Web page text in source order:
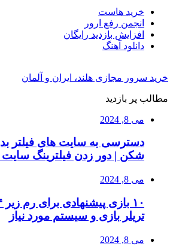
خرید هاست
انجمن رفع ارور
افزایش بازدید رایگان
دانلود آهنگ
خرید سرور مجازی هلند، ایران و آلمان
مطالب پر بازدید
می 8, 2024
دسترسی به سایت های فیلتر
شکن | دور زدن فیلترینگ سایت
می 8, 2024
تریلر بازی و سیستم مورد نیاز
می 8, 2024